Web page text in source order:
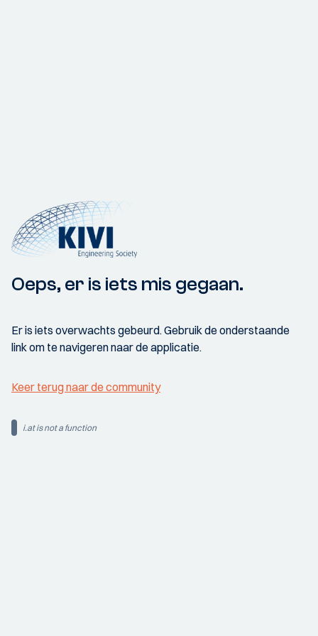
Oeps, er is iets mis gegaan.
Er is iets overwachts gebeurd. Gebruik de onderstaande
link om te navigeren naar de applicatie.
Keer terug naar de community
i.at is not a function